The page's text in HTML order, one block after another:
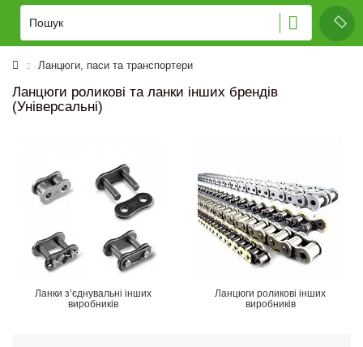
Ланцюги, паси та транспортери
Ланцюги роликові та ланки інших брендів
(Універсальні)
Ланки з’єднувальні інших
виробників
Ланцюги роликові інших
виробників